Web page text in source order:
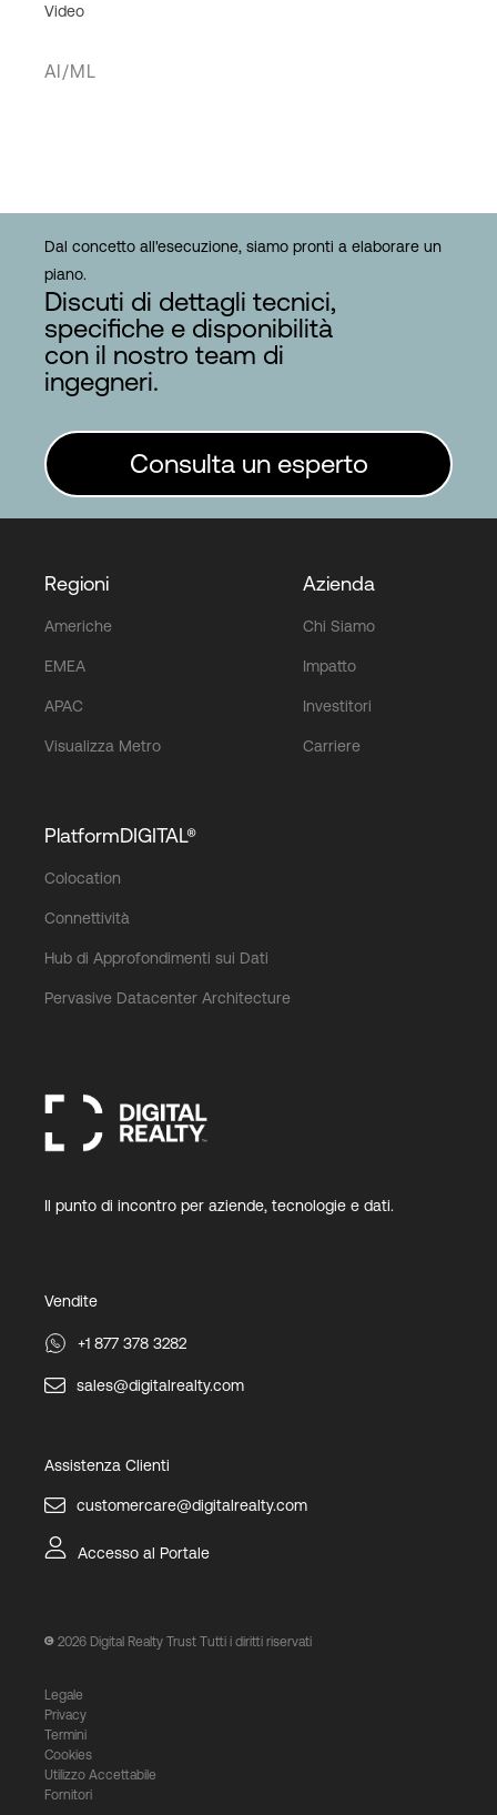
Video
AI/ML
Dal concetto all'esecuzione, siamo pronti a elaborare un
piano.
Discuti di dettagli tecnici,
specifiche e disponibilità
con il nostro team di
ingegneri.
Consulta un esperto
Regioni
Americhe
EMEA
APAC
Visualizza Metro
Azienda
Chi Siamo
Impatto
Investitori
Carriere
PlatformDIGITAL®
Colocation
Connettività
Hub di Approfondimenti sui Dati
Pervasive Datacenter Architecture
Il punto di incontro per aziende, tecnologie e dati.
Vendite
+1 877 378 3282
sales@digitalrealty.com
Assistenza Clienti
customercare@digitalrealty.com
Accesso al Portale
2026 Digital Realty Trust Tutti i diritti riservati
Legale
Privacy
Termini
Cookies
Utilizzo Accettabile
Fornitori